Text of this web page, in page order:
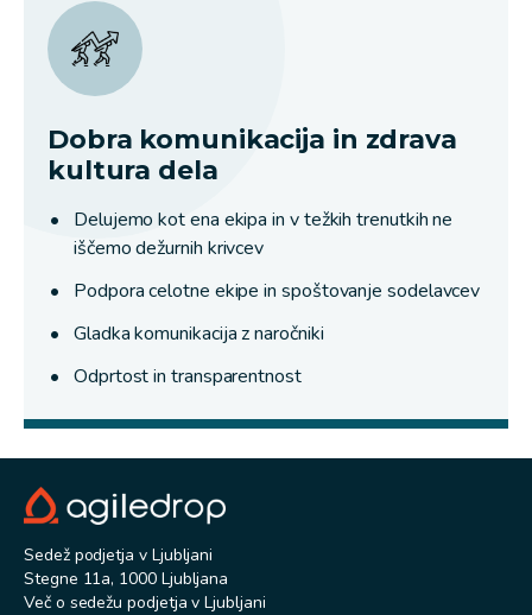
Dobra komunikacija in zdrava
kultura dela
Delujemo kot ena ekipa in v težkih trenutkih ne
iščemo dežurnih krivcev
Podpora celotne ekipe in spoštovanje sodelavcev
Gladka komunikacija z naročniki
Odprtost in transparentnost
Sedež podjetja v Ljubljani
Stegne 11a, 1000 Ljubljana
Več o sedežu podjetja v Ljubljani